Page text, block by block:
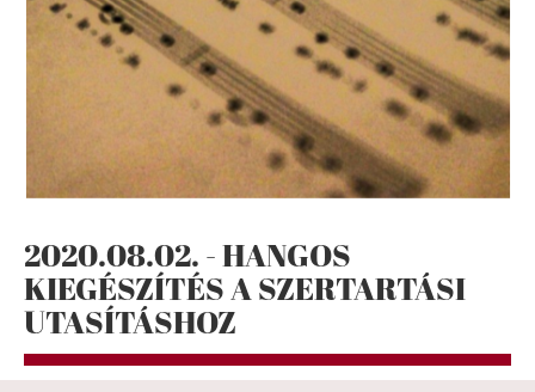
2020.08.02. - HANGOS
KIEGÉSZÍTÉS A SZERTARTÁSI
UTASÍTÁSHOZ